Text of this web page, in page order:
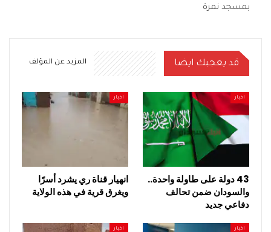
بمسجد نمرة
قد يعجبك ايضا المزيد عن المؤلف
اخبار
43 دولة على طاولة واحدة..
والسودان ضمن تحالف
دفاعي جديد
اخبار
انهيار قناة ري يشرد أسرًا
ويغرق قرية في هذه الولاية
اخبار اخبار